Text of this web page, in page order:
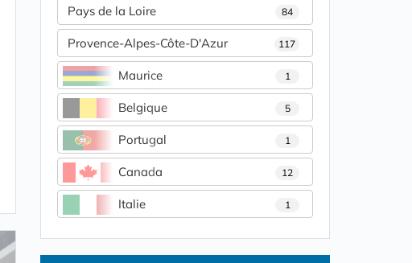
Pays de la Loire 84
Provence-Alpes-Côte-D'Azur 117
Maurice 1
Belgique 5
Portugal 1
Canada 12
Italie 1